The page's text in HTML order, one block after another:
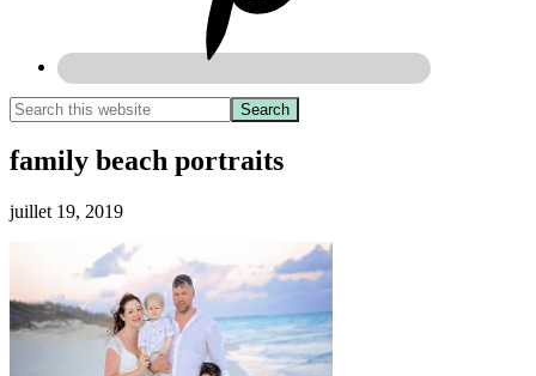
family beach portraits
juillet 19, 2019